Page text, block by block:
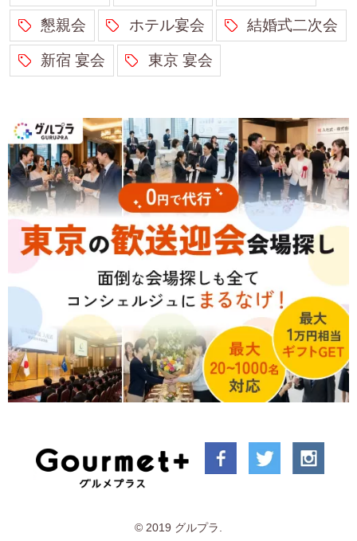
懇親会 ホテル宴会 結婚式二次会
新宿 宴会 東京 宴会
© 2019 グルプラ.